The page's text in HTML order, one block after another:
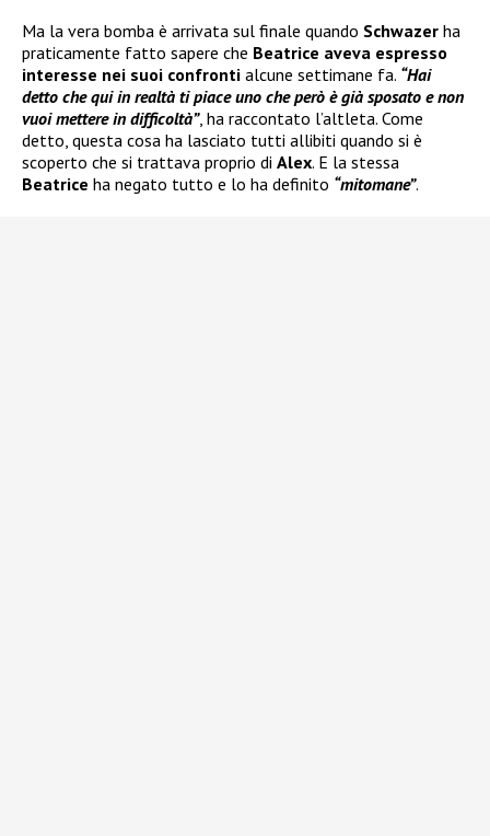
Ma la vera bomba è arrivata sul finale quando Schwazer ha
praticamente fatto sapere che Beatrice aveva espresso
interesse nei suoi confronti alcune settimane fa. “Hai
detto che qui in realtà ti piace uno che però è già sposato e non
vuoi mettere in difficoltà”, ha raccontato l’altleta. Come
detto, questa cosa ha lasciato tutti allibiti quando si è
scoperto che si trattava proprio di Alex. E la stessa
Beatrice ha negato tutto e lo ha definito “mitomane”.